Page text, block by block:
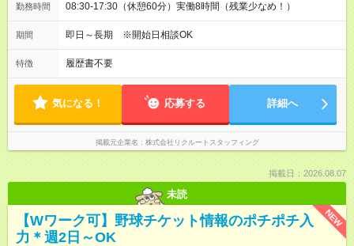
勤務時間 08:30-17:30（休憩60分）実働8時間（残業少なめ！）
期間 即日～長期 ※開始日相談OK
特徴 履歴書不要
気になる！ 応募する 詳細へ
掲載元企業名 株式会社リクルートスタッフィング
掲載日：2026.08.07
未読
NEW
【Wワーク可】野球チケット情報のポチポチ入
力＊週2日～OK